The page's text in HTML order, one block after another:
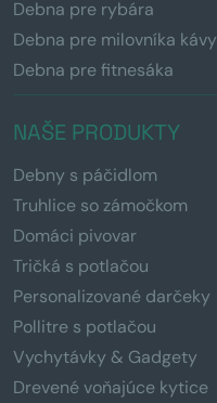
Debna pre rybára
Debna pre milovníka kávy
Debna pre fitnesáka
NAŠE PRODUKTY
Debny s páčidlom
Truhlice so zámočkom
Domáci pivovar
Tričká s potlačou
Personalizované darčeky
Pollitre s potlačou
Vychytávky & Gadgety
Drevené voňajúce kytice